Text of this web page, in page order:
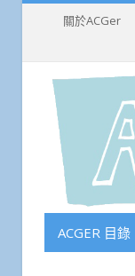
關於ACGer
ACGER 目錄